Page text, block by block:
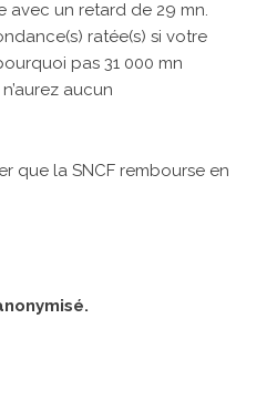
avec un retard de 29 mn.
ratée(s) si votre
pas 31 000 mn
aucun
que la SNCF rembourse en